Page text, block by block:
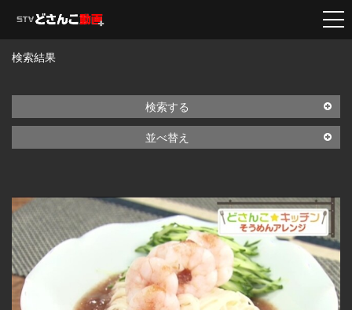
検索結果
検索する
並べ替え